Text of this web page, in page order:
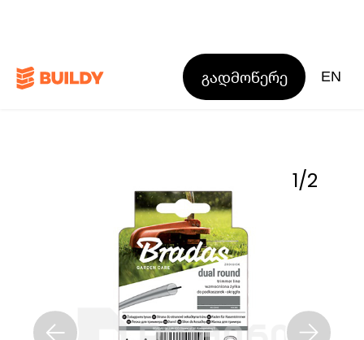
გადმოწერე EN
1/2